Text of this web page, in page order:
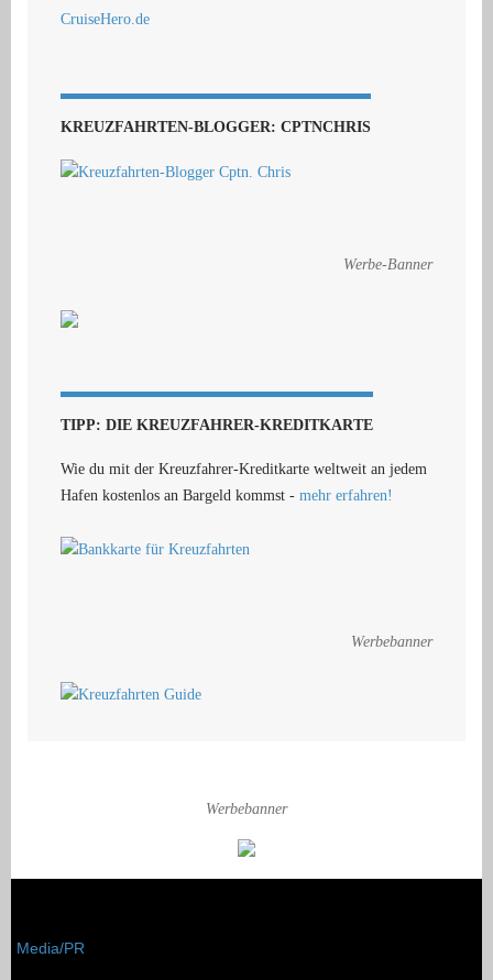
KREUZFAHRTEN-BLOGGER: CPTNCHRIS
Werbe-Banner
TIPP: DIE KREUZFAHRER-KREDITKARTE
Wie du mit der Kreuzfahrer-Kreditkarte weltweit an jedem
Hafen kostenlos an Bargeld kommst - mehr erfahren!
Werbebanner
Werbebanner
Media/PR